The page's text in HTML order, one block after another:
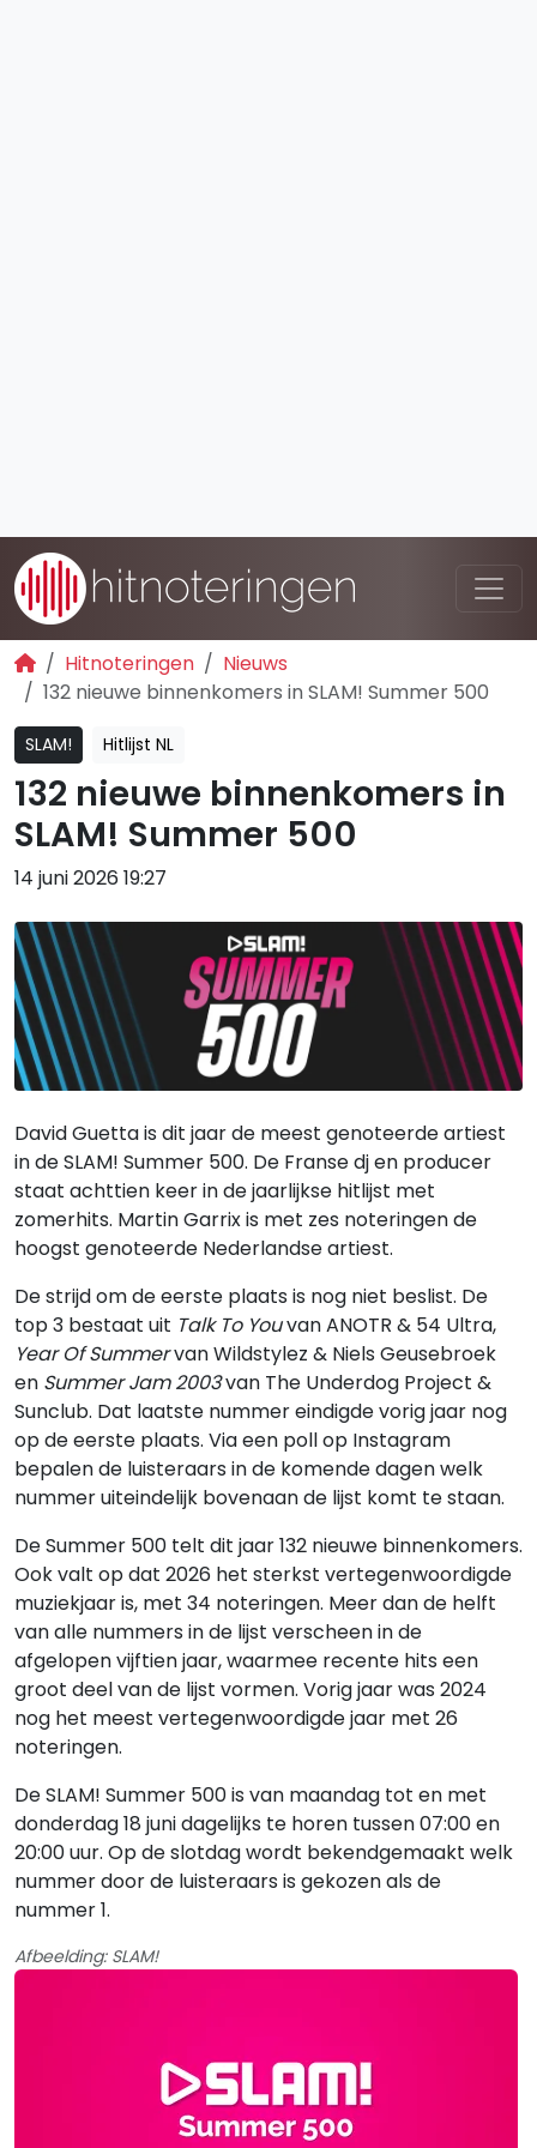
Hitnoteringen
Nieuws
132 nieuwe binnenkomers in SLAM! Summer 500
SLAM! Hitlijst NL
132 nieuwe binnenkomers in
SLAM! Summer 500
14 juni 2026 19:27
David Guetta is dit jaar de meest genoteerde artiest
in de SLAM! Summer 500. De Franse dj en producer
staat achttien keer in de jaarlijkse hitlijst met
zomerhits. Martin Garrix is met zes noteringen de
hoogst genoteerde Nederlandse artiest.
De strijd om de eerste plaats is nog niet beslist. De
top 3 bestaat uit Talk To Youvan ANOTR & 54 Ultra,
Year Of Summervan Wildstylez & Niels Geusebroek
en Summer Jam 2003van The Underdog Project &
Sunclub. Dat laatste nummer eindigde vorig jaar nog
op de eerste plaats. Via een poll op Instagram
bepalen de luisteraars in de komende dagen welk
nummer uiteindelijk bovenaan de lijst komt te staan.
De Summer 500 telt dit jaar 132 nieuwe binnenkomers.
Ook valt op dat 2026 het sterkst vertegenwoordigde
muziekjaar is, met 34 noteringen. Meer dan de helft
van alle nummers in de lijst verscheen in de
afgelopen vijftien jaar, waarmee recente hits een
groot deel van de lijst vormen. Vorig jaar was 2024
nog het meest vertegenwoordigde jaar met 26
noteringen.
De SLAM! Summer 500 is van maandag tot en met
donderdag 18 juni dagelijks te horen tussen 07:00 en
20:00 uur. Op de slotdag wordt bekendgemaakt welk
nummer door de luisteraars is gekozen als de
nummer 1.
Afbeelding: SLAM!
Gerelateerde hitlijsten